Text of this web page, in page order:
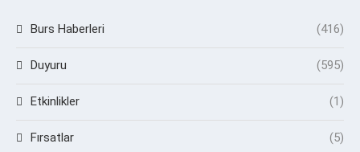
Burs Haberleri (416)
Duyuru (595)
Etkinlikler (1)
Fırsatlar (5)